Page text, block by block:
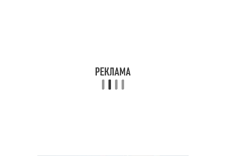
Безопасность в детской